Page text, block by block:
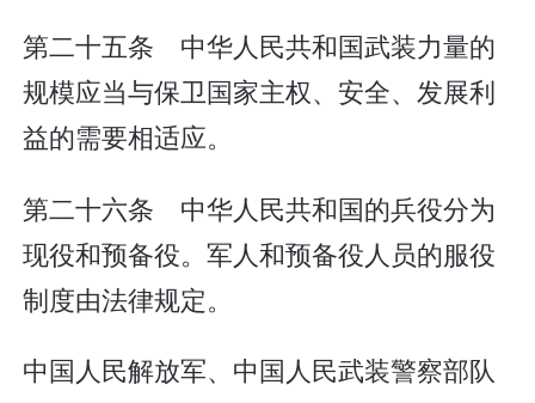
第二十五条 中华人民共和国武装力量的
规模应当与保卫国家主权、安全、发展利
益的需要相适应。
第二十六条 中华人民共和国的兵役分为
现役和预备役。军人和预备役人员的服役
制度由法律规定。
中国人民解放军、中国人民武装警察部队